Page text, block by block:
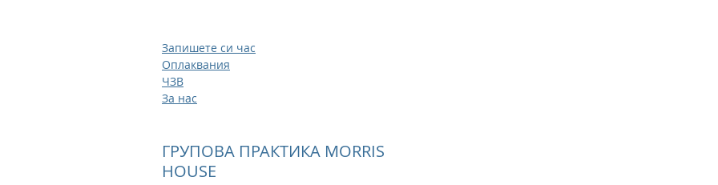
Запишете си час
Оплаквания
ЧЗВ
За нас
ГРУПОВА ПРАКТИКА MORRIS
HOUSE